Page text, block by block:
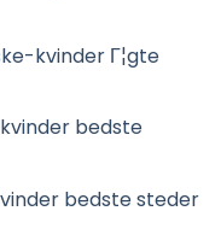
kvinder Г¦gte
bedste
bedste steder